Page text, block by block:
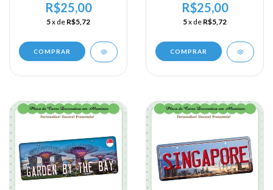
Viagem a China - Macau
R$25,00
5x de R$5,72
COMPRAR
Viagem a China -
Shanghai
R$25,00
5x de R$5,72
COMPRAR